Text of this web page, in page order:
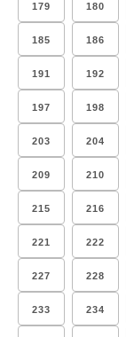
179 180
185 186
191 192
197 198
203 204
209 210
215 216
221 222
227 228
233 234